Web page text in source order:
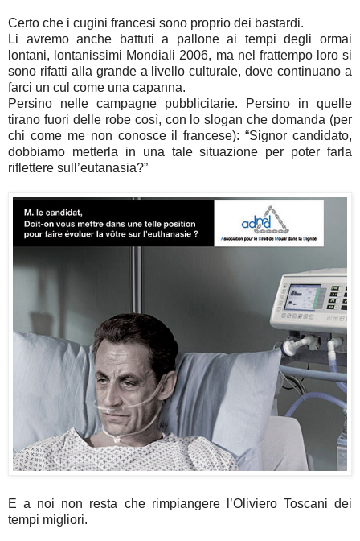
Certo che i cugini francesi sono proprio dei bastardi.
Li avremo anche battuti a pallone ai tempi degli ormai
lontani, lontanissimi Mondiali 2006, ma nel frattempo loro si
sono rifatti alla grande a livello culturale, dove continuano a
farci un cul come una capanna.
Persino nelle campagne pubblicitarie. Persino in quelle
tirano fuori delle robe così, con lo slogan che domanda (per
chi come me non conosce il francese): “Signor candidato,
dobbiamo metterla in una tale situazione per poter farla
riflettere sull’eutanasia?”
E a noi non resta che rimpiangere l’Oliviero Toscani dei
tempi migliori.